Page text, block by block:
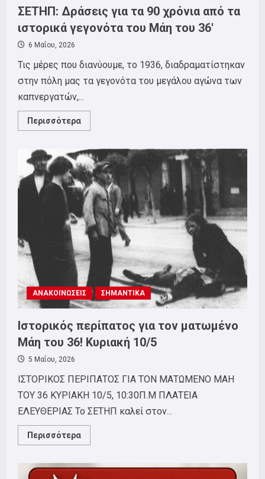
ΣΕΤΗΠ: Δράσεις για τα 90 χρόνια από τα
ιστορικά γεγονότα του Μάη του 36′
6 Μαΐου, 2026
Τις μέρες που διανύουμε, το 1936, διαδραματίστηκαν
στην πόλη μας τα γεγονότα του μεγάλου αγώνα των
καπνεργατών,...
Περισσότερα
more
Δράσεις
για
τα
90
χρόνια
από
τα
ιστορικά
γεγονότα
του
Μάη
του
36′
ΑΝΑΚΟΙΝΩΣΕΙΣ ΣΗΜΑΝΤΙΚΑ
Ιστορικός περίπατος για τον ματωμένο
Μάη του 36! Κυριακή 10/5
5 Μαΐου, 2026
ΙΣΤΟΡΙΚΟΣ ΠΕΡΙΠΑΤΟΣ ΓΙΑ ΤΟΝ ΜΑΤΩΜΕΝΟ ΜΑΗ
ΤΟΥ 36 ΚΥΡΙΑΚΗ 10/5, 10:30Π.Μ ΠΛΑΤΕΙΑ
ΕΛΕΥΘΕΡΙΑΣ Το ΣΕΤΗΠ καλεί στον...
Περισσότερα
more
περίπατος